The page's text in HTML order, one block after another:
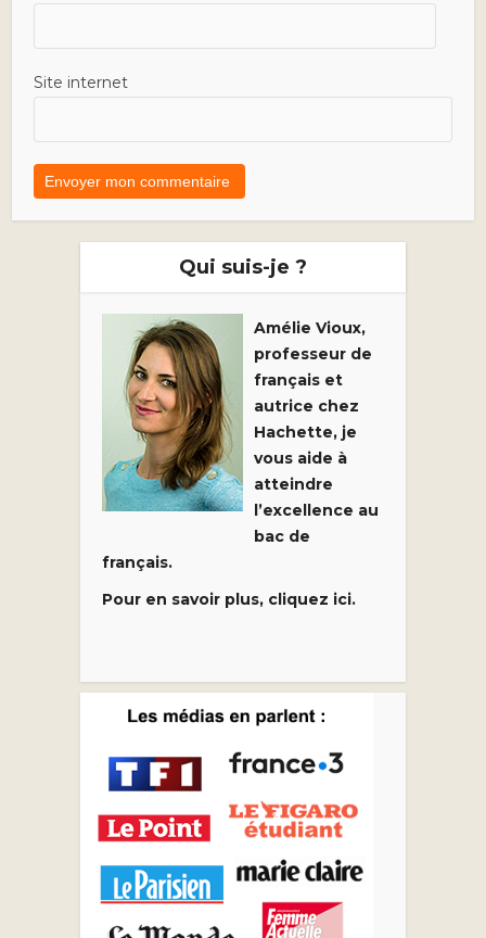
Site internet
Qui suis-je ?
Amélie Vioux,
professeur de
français et
autrice chez
Hachette, je
vous aide à
atteindre
l’excellence au
bac de
français.
Pour en savoir plus, cliquez ici.